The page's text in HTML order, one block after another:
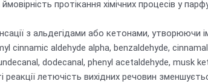
протікання хімічних процесів у
з альдегідами або кетонами, утворюючи
aldehyde alpha, benzaldehyde,
dodecanal, phenyl acetaldehyde, musk
летючість вихідних речовин